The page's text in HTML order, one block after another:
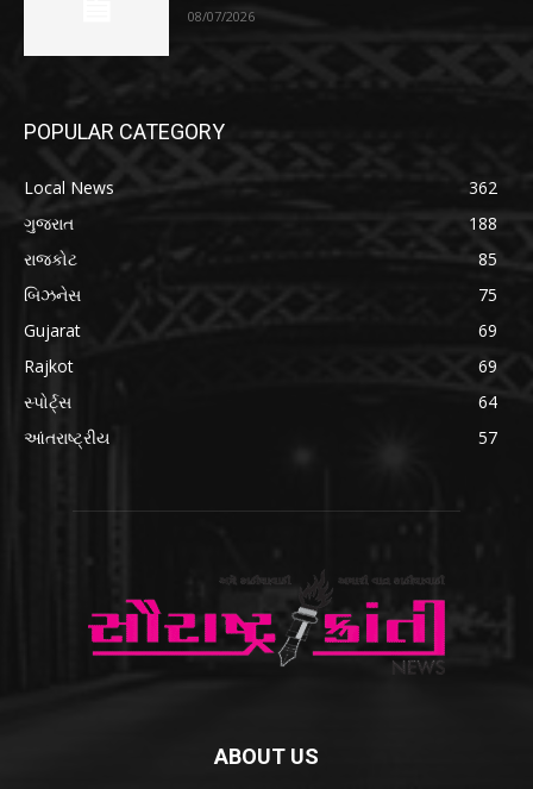
08/07/2026
POPULAR CATEGORY
Local News
362
ગુજરાત
188
રાજકોટ
85
બિઝનેસ
75
Gujarat
69
Rajkot
69
સ્પોર્ટ્સ
64
આંતરાષ્ટ્રીય
57
ABOUT US